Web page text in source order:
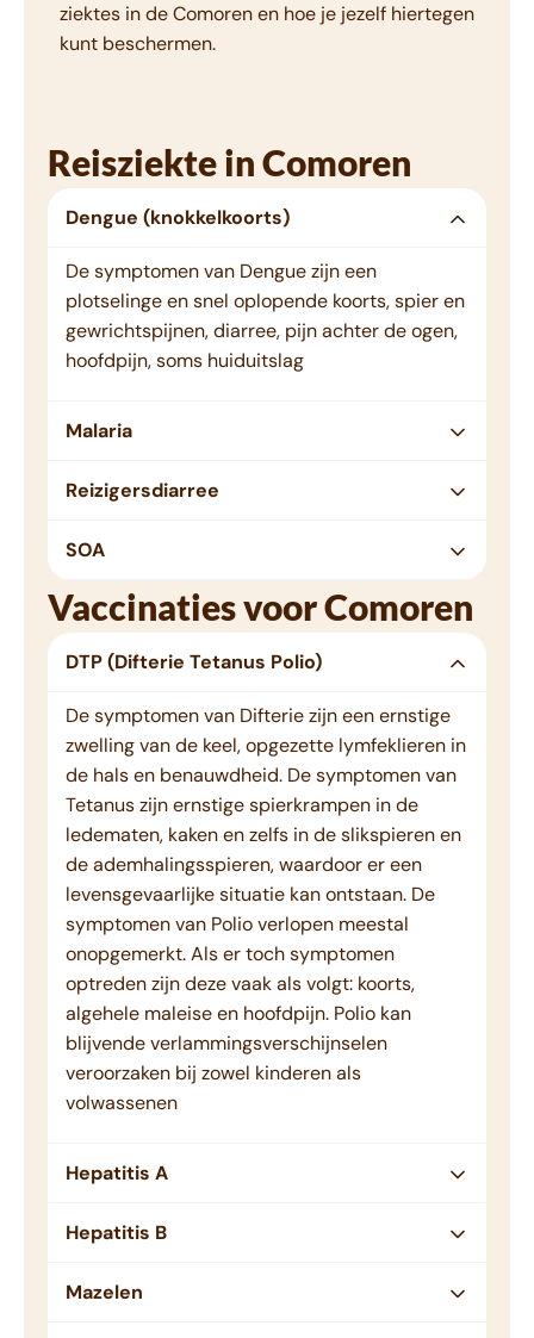
ziektes in de Comoren en hoe je jezelf hiertegen
kunt beschermen.
Reisziekte in Comoren
Dengue (knokkelkoorts)
De symptomen van Dengue zijn een
plotselinge en snel oplopende koorts, spier en
gewrichtspijnen, diarree, pijn achter de ogen,
hoofdpijn, soms huiduitslag
Malaria
Reizigersdiarree
SOA
Vaccinaties voor Comoren
DTP (Difterie Tetanus Polio)
De symptomen van Difterie zijn een ernstige
zwelling van de keel, opgezette lymfeklieren in
de hals en benauwdheid. De symptomen van
Tetanus zijn ernstige spierkrampen in de
ledematen, kaken en zelfs in de slikspieren en
de ademhalingsspieren, waardoor er een
levensgevaarlijke situatie kan ontstaan. De
symptomen van Polio verlopen meestal
onopgemerkt. Als er toch symptomen
optreden zijn deze vaak als volgt: koorts,
algehele maleise en hoofdpijn. Polio kan
blijvende verlammingsverschijnselen
veroorzaken bij zowel kinderen als
volwassenen
Hepatitis A
Hepatitis B
Mazelen